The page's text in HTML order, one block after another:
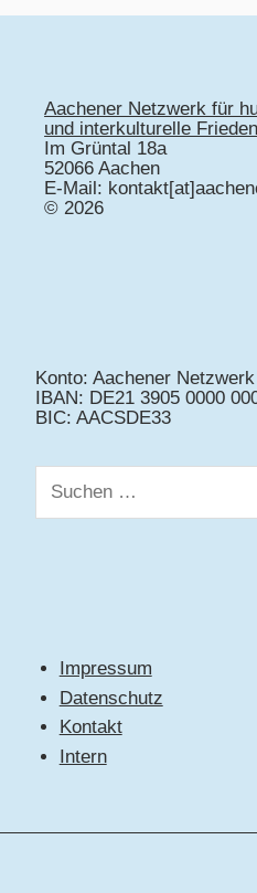
Aachener Netzwerk für
und interkulturelle
Im Grüntal 18a
52066 Aachen
E-Mail:
© 2026
Konto: Aachener Netzwerk
IBAN: DE21 3905 0000
BIC: AACSDE33
Suchen
nach:
Impressum
Datenschutz
Kontakt
Intern